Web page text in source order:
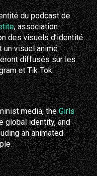
du podcast de
, association
des visuels d’identité
un visuel animé
diffusés sur les
et Tik Tok.
media, theGirls
global identity, and
an animated